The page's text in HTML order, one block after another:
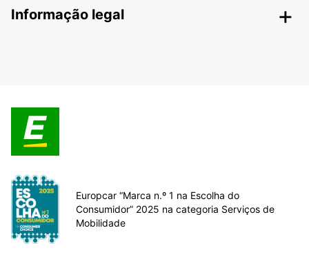
Informação legal
Europcar “Marca n.º 1 na Escolha do
Consumidor” 2025 na categoria Serviços de
Mobilidade